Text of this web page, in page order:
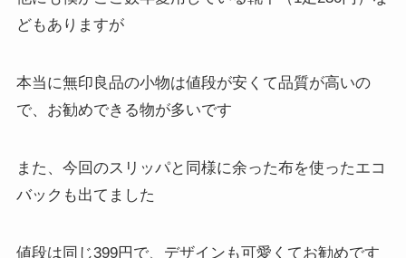
どもありますが
本当に無印良品の小物は値段が安くて品質が高いの
で、お勧めできる物が多いです
また、今回のスリッパと同様に余った布を使ったエコ
バックも出てました
値段は同じ399円で、デザインも可愛くてお勧めです